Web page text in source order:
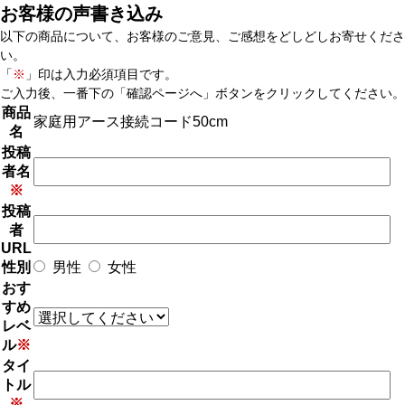
お客様の声書き込み
以下の商品について、お客様のご意見、ご感想をどしどしお寄せくださ
い。
「 ※ 」印は入力必須項目です。
ご入力後、一番下の「確認ページへ」ボタンをクリックしてください。
商品
名
家庭用アース接続コード50cm
投稿
者名
※
投稿
者
URL
性別
男性
女性
おす
すめ
レベ
ル※
タイ
トル